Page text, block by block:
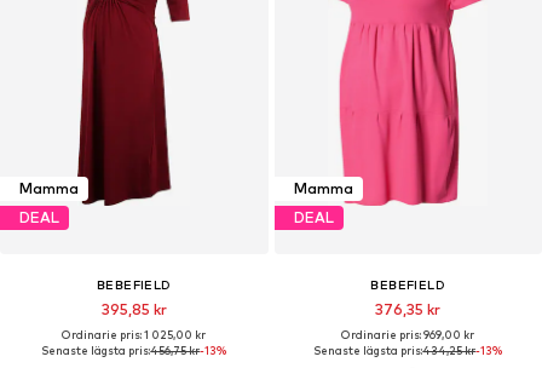
Mamma
DEAL
BEBEFIELD
395,85 kr
Ordinarie pris: 1 025,00 kr
Senaste lägsta pris:456,75 kr-13%
Mamma
DEAL
BEBEFIELD
376,35 kr
Ordinarie pris: 969,00 kr
Senaste lägsta pris:434,25 kr-13%